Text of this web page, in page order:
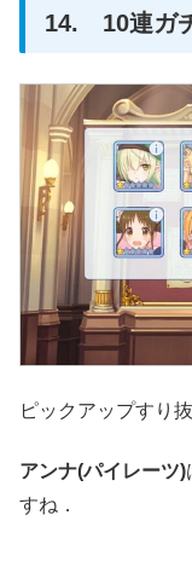
14. 10連ガ
ピックアップすり
アンナ(パイレーツ)
すね．